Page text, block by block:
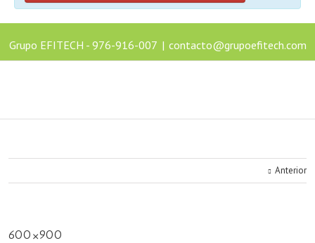
Grupo EFITECH - 976-916-007 | contacto@grupoefitech.com
Anterior
600×900